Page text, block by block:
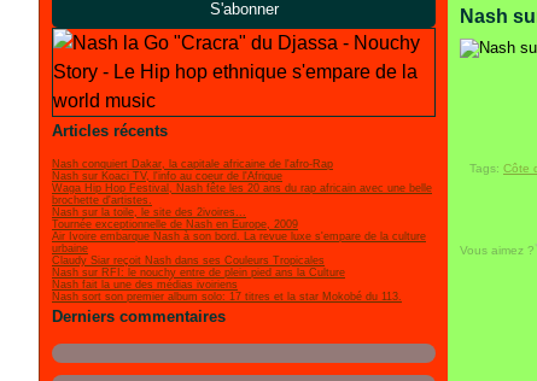
Articles récents
Nash conquiert Dakar, la capitale africaine de l'afro-Rap
Nash sur Koaci TV, l'info au coeur de l'Afrique
Waga Hip Hop Festival, Nash fête les 20 ans du rap africain avec une belle
brochette d'artistes.
Nash sur la toile, le site des 2ivoires...
Tournée exceptionnelle de Nash en Europe, 2009
Air Ivoire embarque Nash à son bord. La revue luxe s'empare de la culture
urbaine
Claudy Siar reçoit Nash dans ses Couleurs Tropicales
Nash sur RFI: le nouchy entre de plein pied ans la Culture
Nash fait la une des médias ivoiriens
Nash sort son premier album solo: 17 titres et la star Mokobé du 113.
Derniers commentaires
Nash
Tags: Côte
Vous aimez ?